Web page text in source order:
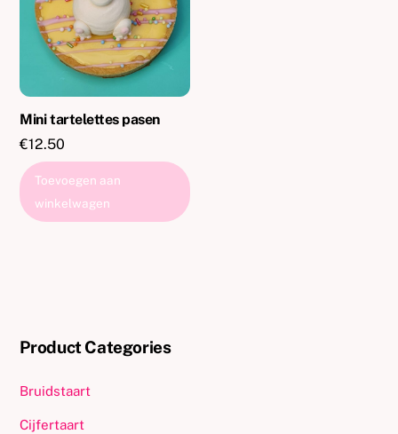
Mini tartelettes pasen
€12.50
Toevoegen aan
winkelwagen
Product Categories
Bruidstaart
Cijfertaart